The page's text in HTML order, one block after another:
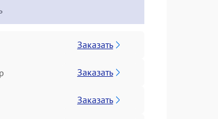
Заказать
Заказать
Заказать